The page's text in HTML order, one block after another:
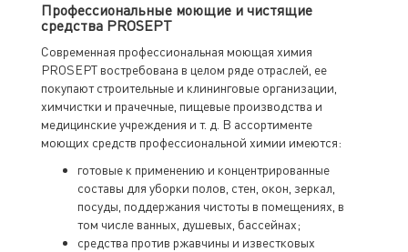
Профессиональные моющие и чистящие
средства PROSEPT
Современная профессиональная моющая химия
PROSEPT востребована в целом ряде отраслей, ее
покупают строительные и клининговые организации,
химчистки и прачечные, пищевые производства и
медицинские учреждения и т. д. В ассортименте
моющих средств профессиональной химии имеются:
готовые к применению и концентрированные
составы для уборки полов, стен, окон, зеркал,
посуды, поддержания чистоты в помещениях, в
том числе ванных, душевых, бассейнах;
средства против ржавчины и известковых